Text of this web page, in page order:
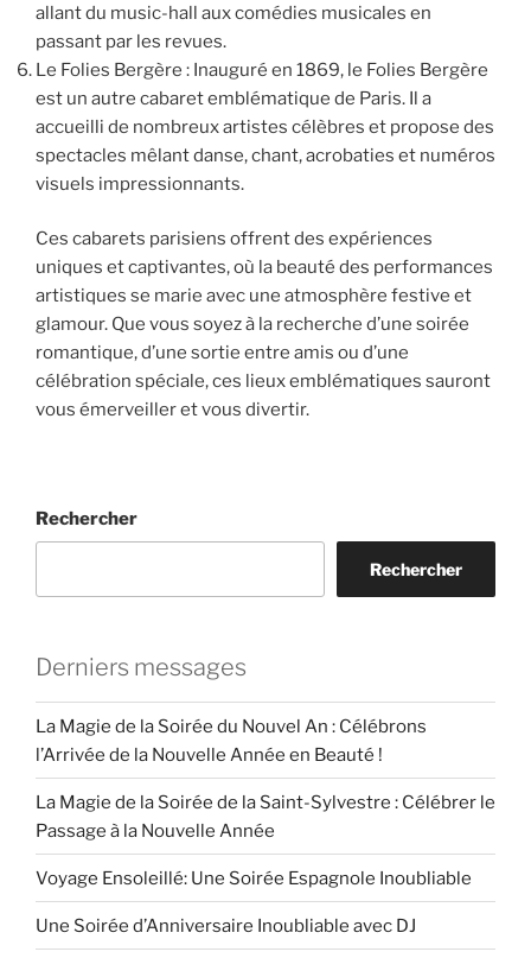
allant du music-hall aux comédies musicales en
passant par les revues.
Le Folies Bergère : Inauguré en 1869, le Folies Bergère
est un autre cabaret emblématique de Paris. Il a
accueilli de nombreux artistes célèbres et propose des
spectacles mêlant danse, chant, acrobaties et numéros
visuels impressionnants.
Ces cabarets parisiens offrent des expériences
uniques et captivantes, où la beauté des performances
artistiques se marie avec une atmosphère festive et
glamour. Que vous soyez à la recherche d’une soirée
romantique, d’une sortie entre amis ou d’une
célébration spéciale, ces lieux emblématiques sauront
vous émerveiller et vous divertir.
Rechercher
Rechercher
Derniers messages
La Magie de la Soirée du Nouvel An : Célébrons
l’Arrivée de la Nouvelle Année en Beauté !
La Magie de la Soirée de la Saint-Sylvestre : Célébrer le
Passage à la Nouvelle Année
Voyage Ensoleillé: Une Soirée Espagnole Inoubliable
Une Soirée d’Anniversaire Inoubliable avec DJ